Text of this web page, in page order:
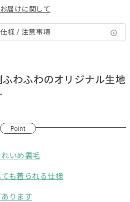
お届けに関して
様 / 注意事項
わふわのオリジナル生地
Point
いめ裏毛
も着られる仕様
ります